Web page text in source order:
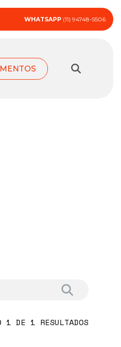
WHATSAPP (11) 94748-5506
1 DE 1 RESULTADOS